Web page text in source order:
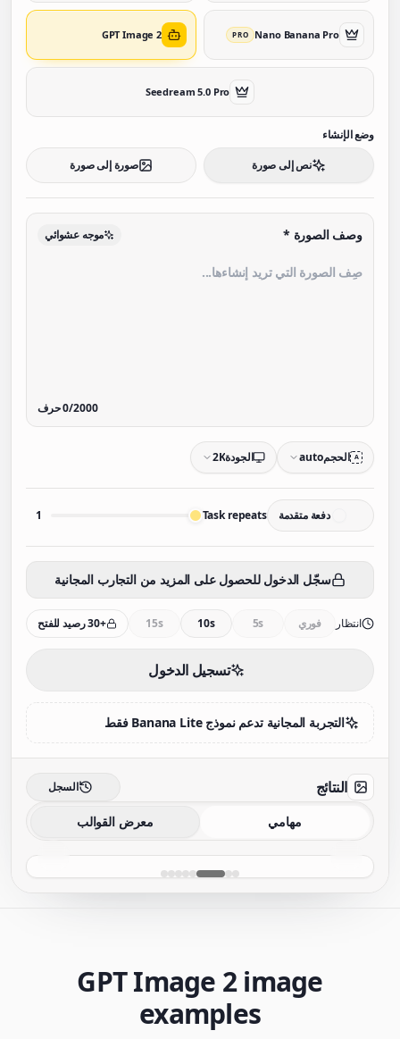
Nano Banana Pro
PRO
GPT Image 2
Seedream 5.0 Pro
وضع الإنشاء
نص إلى صورة
صورة إلى صورة
وصف الصورة * موجه عشوائي
0/2000 حرف
A الحجمauto الجودة2K
دفعة متقدمة Task repeats
1
سجّل الدخول للحصول على المزيد من التجارب المجانية
انتظار فوري 5s
10s
15s +30 رصيد للفتح
تسجيل الدخول
التجربة المجانية تدعم نموذج Banana Lite فقط
النتائج السجل
مهامي معرض القوالب
GPT Image 2 image
examples